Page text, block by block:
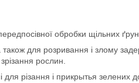
обробки щільних
для розривання і злому
рослин.
для різання і прикрытья